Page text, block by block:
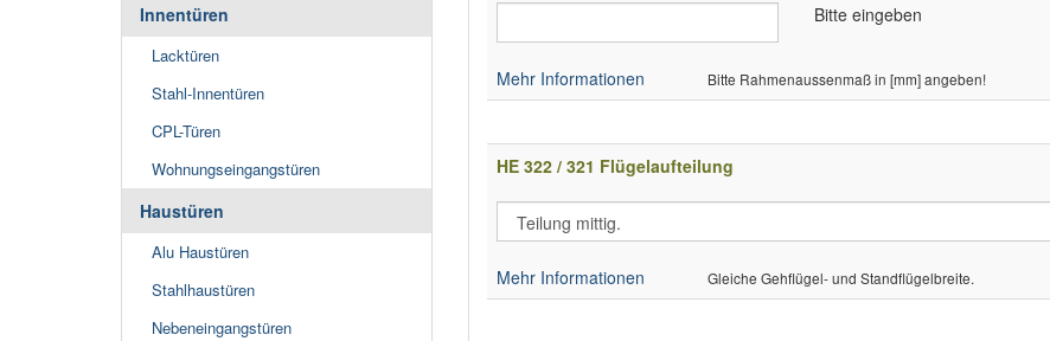
Innentüren
Lacktüren
Stahl-Innentüren
CPL-Türen
Wohnungseingangstüren
Haustüren
Alu Haustüren
Stahlhaustüren
Nebeneingangstüren
Bitte eingeben
Mehr Informationen Bitte Rahmenaussenmaß in [mm] angeben!
HE 322 / 321 Flügelaufteilung
Mehr Informationen Gleiche Gehflügel- und Standflügelbreite.